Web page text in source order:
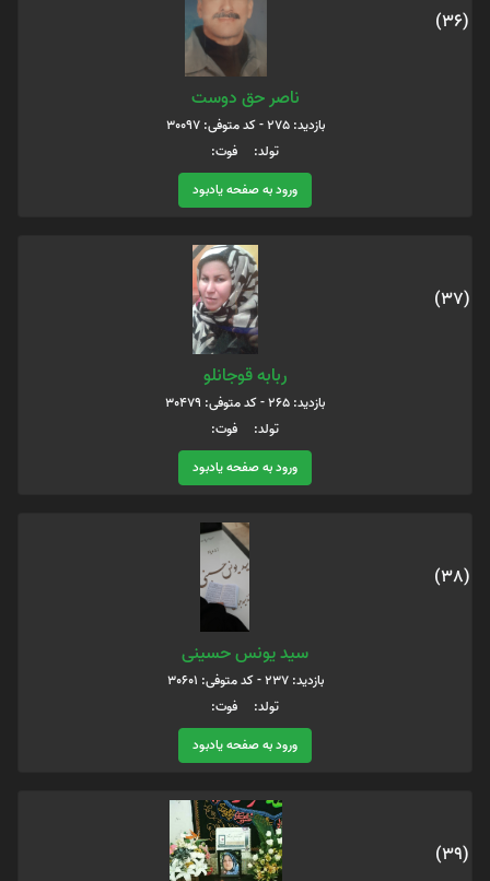
(36)
ناصر حق دوست
بازدید: 275 - کد متوفی: 30097
تولد: فوت:
ورود به صفحه یادبود
(37)
ربابه قوجانلو
بازدید: 265 - کد متوفی: 30479
تولد: فوت:
ورود به صفحه یادبود
(38)
سید یونس حسینی
بازدید: 237 - کد متوفی: 30601
تولد: فوت:
ورود به صفحه یادبود
(39)